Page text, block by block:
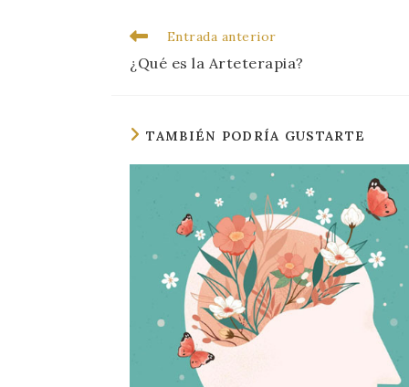
Entrada anterior
¿Qué es la Arteterapia?
TAMBIÉN PODRÍA GUSTARTE